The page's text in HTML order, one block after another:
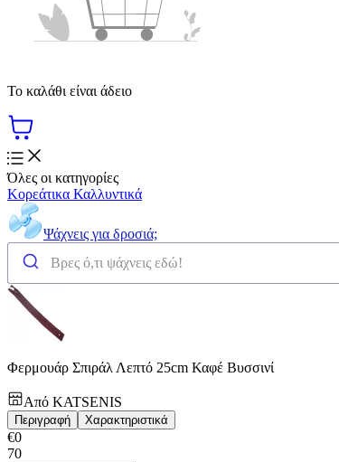
Το καλάθι είναι άδειο
Όλες οι κατηγορίες
Κορεάτικα Καλλυντικά
Ψάχνεις για δροσιά;
Φερμουάρ Σπιράλ Λεπτό 25cm Καφέ Βυσσινί
Από KATSENIS
Περιγραφή Χαρακτηριστικά
€0
70